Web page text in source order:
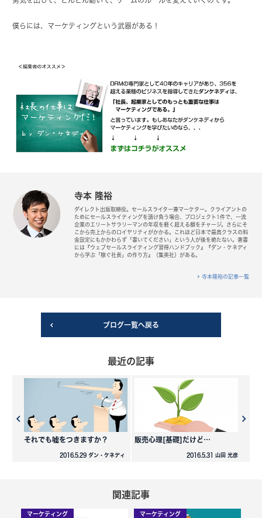
僕らには、マーケティングという武器がある！
寺本 隆裕
ダイレクト出版取締役。セールスライター兼マーケター。クライアントの
ためにセールスライティングを請け負う場合、プロジェクト1件で、一流
企業のエリートサラリーマンの年収を軽く超える額をチャージ。さらにそ
こから売上からのロイヤリティがかかる。これほど日本で最高クラスの料
金設定にもかかわらず「書いてください」という人が後を絶たない。著書
には『ウェブセールスライティング習得ハンドブック』『ダン・ケネディ
から学ぶ「稼ぐ社長」の作り方』（集英社）がある。
寺本隆裕の記事一覧
ブログ一覧へ戻る
最近の記事
それでも嘘をつきますか？
2016.5.29 ダン・ケネディ
販売心理[基礎]だけど…
2016.5.31 山田 光彦
関連記事
マーケティング マーケティング